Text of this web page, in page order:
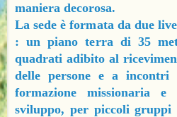
maniera decorosa.
La sede è formata da due
: un piano terra di 35
quadrati adibito al
delle persone e a incontri
formazione missionaria e
sviluppo, per piccoli gruppi